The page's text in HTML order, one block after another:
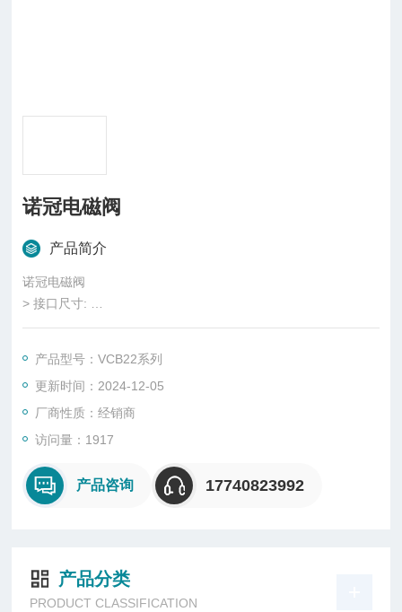
诺冠电磁阀
产品简介
诺冠电磁阀
> 接口尺寸:
管接式:
NAMUR:
1/4, 3/8 (ISO G)
> 高流量
> 标配LED灯接线盒
> 坚固耐用
> 易于安装的底板式连接
产品型号：VCB22系列
更新时间：2024-12-05
厂商性质：经销商
访问量：1917
产品咨询 17740823992
产品分类
PRODUCT CLASSIFICATION